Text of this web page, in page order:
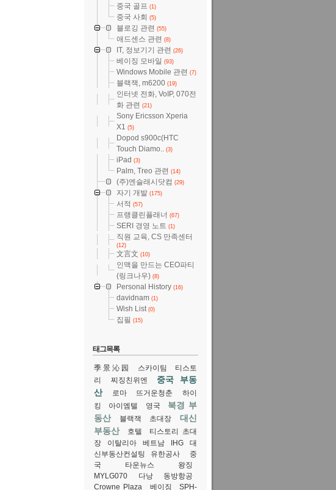
중국 골프 (1)
중국 사회 (5)
블로깅 관련 (55)
애드센스 관련 (8)
IT, 정보기기 관련 (26)
베이징 모바일 (93)
Windows Mobile 관련 (7)
블랙잭, m6200 (19)
인터넷 전화, VoIP, 070전
화 관련 (21)
Sony Ericsson Xperia
X1 (5)
Dopod s900c(HTC
Touch Diamo.. (3)
iPad (3)
Palm, Treo 관련 (14)
(주)엔슬래시닷컴 (29)
자기 개발 (175)
서적 (57)
프랭클린플래너 (67)
SERI 경영 노트 (1)
직원 교육, CS 만족센터
(12)
文言文 (10)
인맥을 만드는 CEO파티
(링크나우) (8)
Personal History (16)
davidnam (1)
Wish List(0)
집필 (15)
태그목록
季景沁园 스카이팀
티스토
리
찌징친위엔
중국 부동
산
로마 뜨거운청춘
하이
킹
아이엠텔 영국
북경 부
동산
블랙잭 초대장
대신
부동산
호텔
티스토리 초대
장
이탈리아 베트남 IHG
대
신부동산컨설팅 유한공사
중
국
타운뉴스
왕징
MYLG070
다낭
동방항공
Crowne Plaza
베이징
SPH-